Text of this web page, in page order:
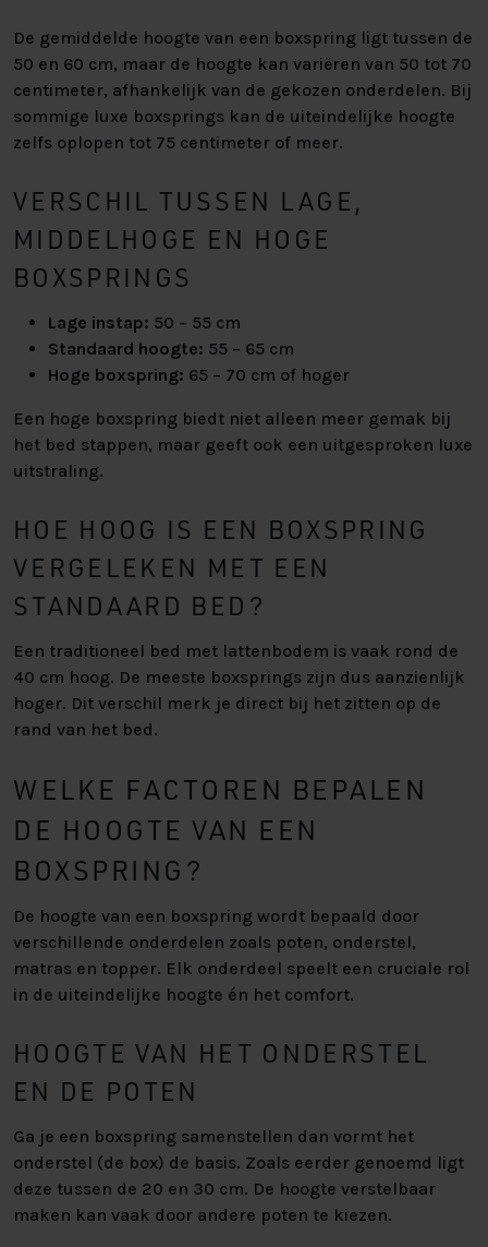
De gemiddelde hoogte van een boxspring ligt tussen de
50 en 60 cm, maar de hoogte kan variëren van 50 tot 70
centimeter, afhankelijk van de gekozen onderdelen. Bij
sommige luxe boxsprings kan de uiteindelijke hoogte
zelfs oplopen tot 75 centimeter of meer.
VERSCHIL TUSSEN LAGE,
MIDDELHOGE EN HOGE
BOXSPRINGS
Lage instap: 50 – 55 cm
Standaard hoogte: 55 – 65 cm
Hoge boxspring: 65 – 70 cm of hoger
Een hoge boxspring biedt niet alleen meer gemak bij
het bed stappen, maar geeft ook een uitgesproken luxe
uitstraling.
HOE HOOG IS EEN BOXSPRING
VERGELEKEN MET EEN
STANDAARD BED?
Een traditioneel bed met lattenbodem is vaak rond de
40 cm hoog. De meeste boxsprings zijn dus aanzienlijk
hoger. Dit verschil merk je direct bij het zitten op de
rand van het bed.
WELKE FACTOREN BEPALEN
DE HOOGTE VAN EEN
BOXSPRING?
De hoogte van een boxspring wordt bepaald door
verschillende onderdelen zoals poten, onderstel,
matras en topper. Elk onderdeel speelt een cruciale rol
in de uiteindelijke hoogte én het comfort.
HOOGTE VAN HET ONDERSTEL
EN DE POTEN
Ga je een boxspring samenstellen dan vormt het
onderstel (de box) de basis. Zoals eerder genoemd ligt
deze tussen de 20 en 30 cm. De hoogte verstelbaar
maken kan vaak door andere poten te kiezen.